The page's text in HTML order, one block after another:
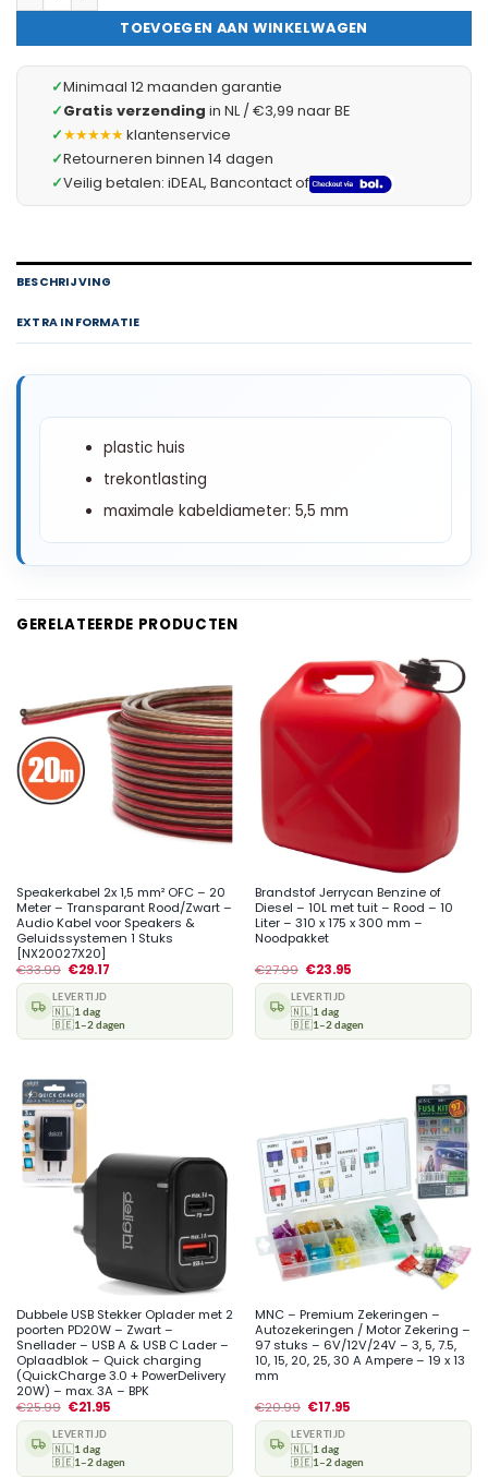
TOEVOEGEN AAN WINKELWAGEN
✓Minimaal 12 maanden garantie
✓Gratis verzending in NL / €3,99 naar BE
✓★★★★★klantenservice
✓Retourneren binnen 14 dagen
✓Veilig betalen: iDEAL, Bancontact of
BESCHRIJVING
EXTRA INFORMATIE
plastic huis
trekontlasting
maximale kabeldiameter: 5,5 mm
GERELATEERDE PRODUCTEN
Speakerkabel 2x 1,5 mm² OFC – 20
Meter – Transparant Rood/Zwart –
Audio Kabel voor Speakers &
Geluidssystemen 1 Stuks
[NX20027X20]
€33.99 €29.17
LEVERTIJD
🇳🇱1 dag
🇧🇪1–2 dagen
Brandstof Jerrycan Benzine of
Diesel – 10L met tuit – Rood – 10
Liter – 310 x 175 x 300 mm –
Noodpakket
€27.99 €23.95
LEVERTIJD
🇳🇱1 dag
🇧🇪1–2 dagen
Dubbele USB Stekker Oplader met 2
poorten PD20W – Zwart –
Snellader – USB A & USB C Lader –
Oplaadblok – Quick charging
(QuickCharge 3.0 + PowerDelivery
20W) – max. 3A – BPK
€25.99 €21.95
LEVERTIJD
🇳🇱1 dag
🇧🇪1–2 dagen
MNC – Premium Zekeringen –
Autozekeringen / Motor Zekering –
97 stuks – 6V/12V/24V – 3, 5, 7.5,
10, 15, 20, 25, 30 A Ampere – 19 x 13
mm
€20.99 €17.95
LEVERTIJD
🇳🇱1 dag
🇧🇪1–2 dagen